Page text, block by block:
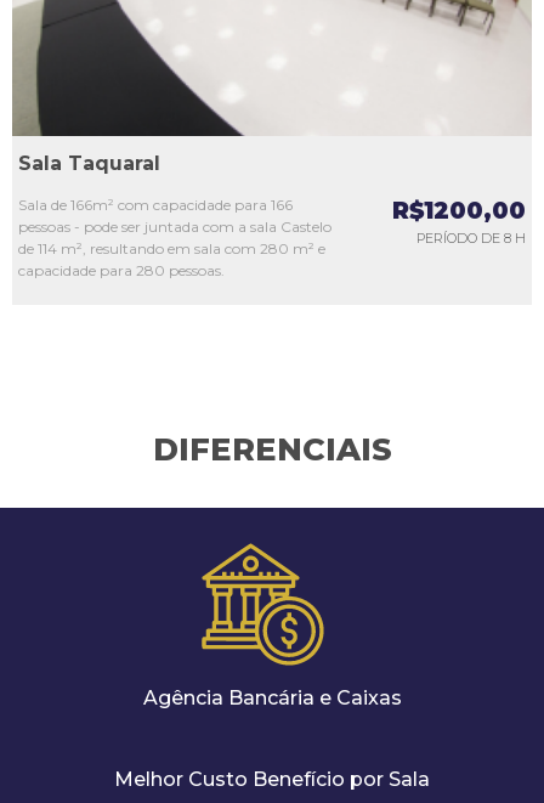
Sala Taquaral
Sala de 166m² com capacidade para 166
pessoas - pode ser juntada com a sala Castelo
de 114 m², resultando em sala com 280 m² e
capacidade para 280 pessoas.
R$1200,00
PERÍODO DE 8 H
DIFERENCIAIS
Agência Bancária e Caixas
Melhor Custo Benefício por Sala